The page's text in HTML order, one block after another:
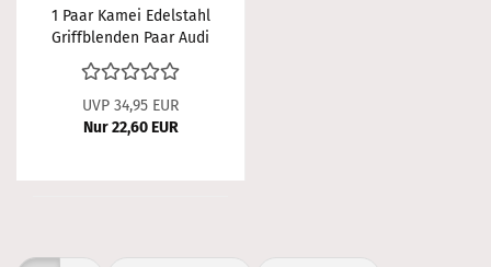
1 Paar Kamei Edelstahl
Griffblenden Paar Audi
A3 + A4
UVP 34,95 EUR
Nur 22,60 EUR